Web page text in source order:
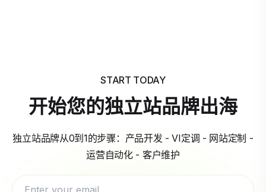
START TODAY
开始您的独立站品牌出海
独立站品牌从0到1的步骤：产品开发 - VI定调 - 网站定制 -
运营自动化 - 客户维护